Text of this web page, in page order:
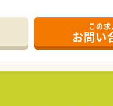
です。
ど、
この求
お問い